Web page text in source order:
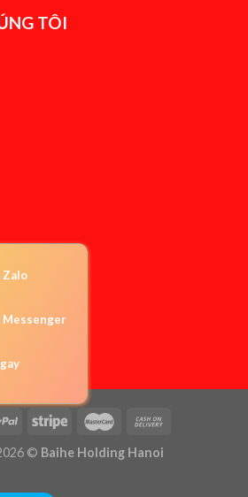
TÔI
© Baihe Holding Hanoi
Zalo
Messenger